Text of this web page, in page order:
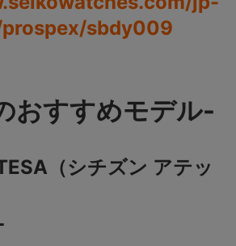
sbdy009
おすすめモデル-
（シチズン アテッ